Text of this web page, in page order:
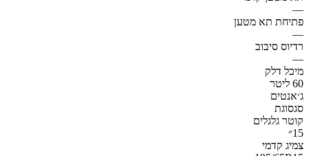
—
פתיחת תא מטען
—
רדיוס סיבוב
—
מיכל דלק
60 ליטר
ג׳אנטים
סגסוגת
קוטר גלגלים
15״
צמיג קדמי